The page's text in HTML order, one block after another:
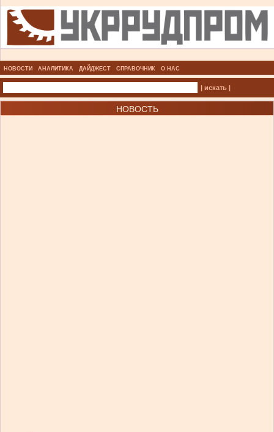
НОВОСТИ АНАЛИТИКА ДАЙДЖЕСТ СПРАВОЧНИК О НАС
| искать |
НОВОСТЬ